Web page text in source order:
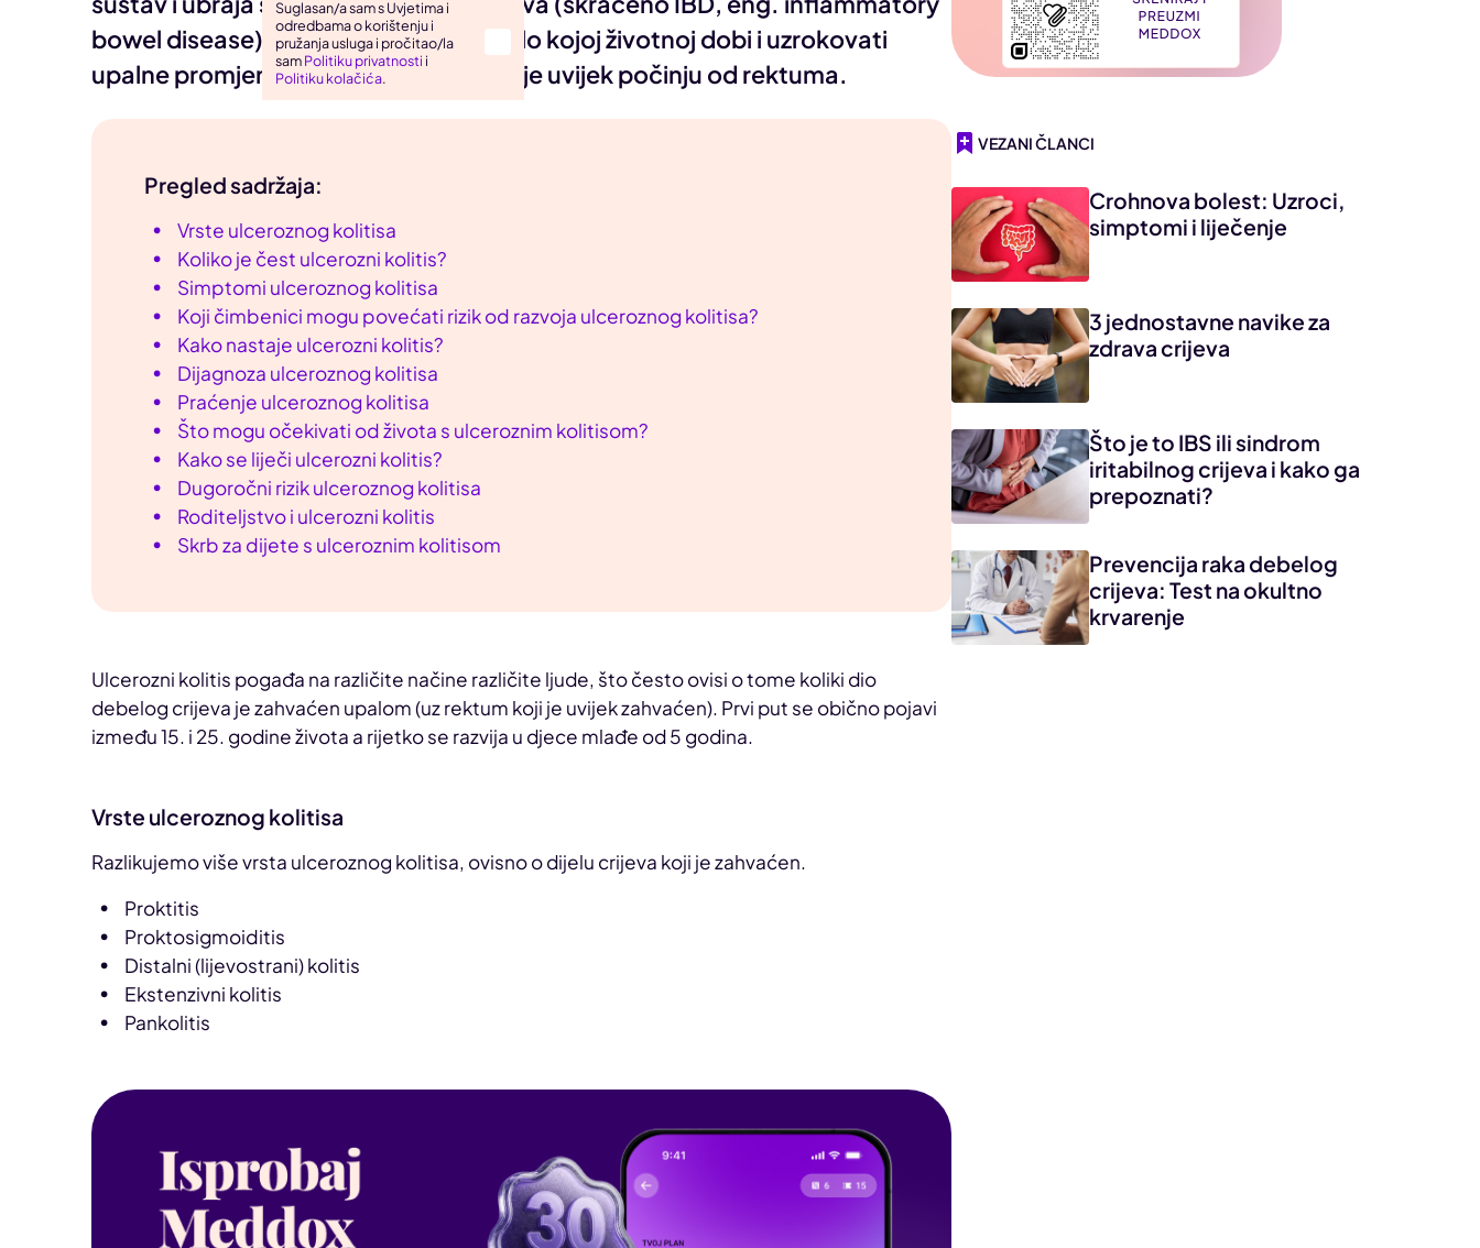
Uho, grlo, nos
Zarazne bolesti
Suglasan/a sam s Uvjetima i
odredbama o korištenju i
pružanja usluga i pročitao/la
samPolitiku privatnosti i
Politiku kolačića.
bowel disease), a može se pojaviti u bilo kojoj životnoj dobi i uzrokovati
upalne promjene u debelom crijevu koje uvijek počinju od rektuma.
Pregled sadržaja:
Vrste ulceroznog kolitisa
Koliko je čest ulcerozni kolitis?
Simptomi ulceroznog kolitisa
Koji čimbenici mogu povećati rizik od razvoja ulceroznog kolitisa?
Kako nastaje ulcerozni kolitis?
Dijagnoza ulceroznog kolitisa
Praćenje ulceroznog kolitisa
Što mogu očekivati od života s ulceroznim kolitisom?
Kako se liječi ulcerozni kolitis?
Dugoročni rizik ulceroznog kolitisa
Roditeljstvo i ulcerozni kolitis
Skrb za dijete s ulceroznim kolitisom
Ulcerozni kolitis pogađa na različite načine različite ljude, što često ovisi o tome koliki dio
debelog crijeva je zahvaćen upalom (uz rektum koji je uvijek zahvaćen). Prvi put se obično pojavi
između 15. i 25. godine života a rijetko se razvija u djece mlađe od 5 godina.
Vrste ulceroznog kolitisa
Razlikujemo više vrsta ulceroznog kolitisa, ovisno o dijelu crijeva koji je zahvaćen.
Proktitis
Proktosigmoiditis
Distalni (lijevostrani) kolitis
Ekstenzivni kolitis
Pankolitis
VEZANI ČLANCI
Crohnova bolest: Uzroci,
simptomi i liječenje
3 jednostavne navike za
zdrava crijeva
Što je to IBS ili sindrom
iritabilnog crijeva i kako ga
prepoznati?
Prevencija raka debelog
crijeva: Test na okultno
krvarenje